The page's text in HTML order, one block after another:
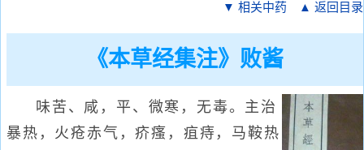
▼ 相关中药 ▲ 返回目录
《本草经集注》败酱
味苦、咸，平、微寒，无毒。主治
暴热，火疮赤气，疥瘙，疽痔，马鞍热